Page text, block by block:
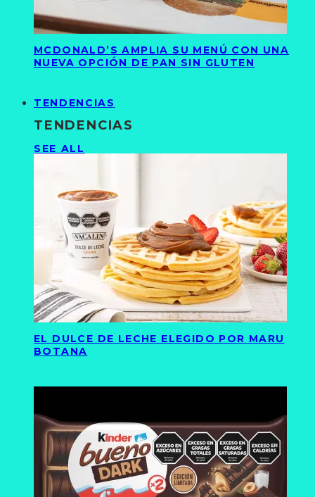
MCDONALD’S AMPLIA SU MENÚ CON UNA
NUEVA OPCIÓN DE PAN SIN GLUTEN
TENDENCIAS
TENDENCIAS
SEE ALL
EL DULCE DE LECHE ELEGIDO POR MARU
BOTANA